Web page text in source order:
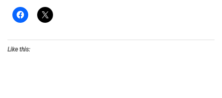
Like this: